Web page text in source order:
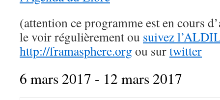
(attention ce programme est en cours
le voir régulièrement ou suivez
http://framasphere.org ou surtwitter
6 mars 2017 - 12 mars 2017